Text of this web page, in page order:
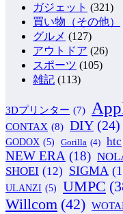
ガジェット (321)
買い物（その他）
グルメ (127)
アウトドア (26)
スポーツ (105)
雑記 (113)
3Dプリンター (7)
CONTAX (8) DIY (24)
GODOX (5) Gorilla (4) htc
NEW ERA (18)
SHOEI (12) SIGMA
ULANZI (5) UMPC
Willcom (42)